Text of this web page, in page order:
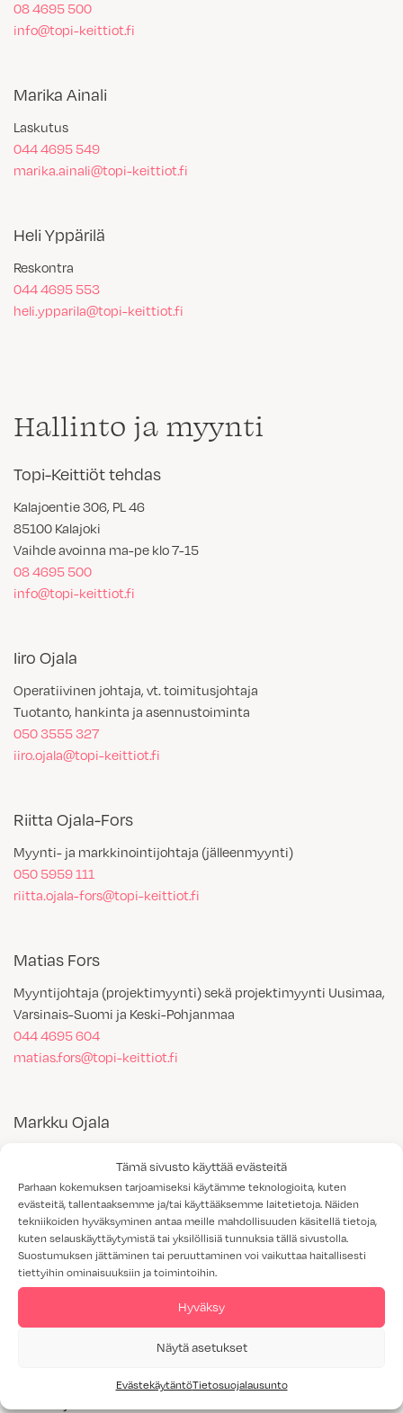
Tämä sivusto käyttää evästeitä
Parhaan kokemuksen tarjoamiseksi käytämme teknologioita, kuten
evästeitä, tallentaaksemme ja/tai käyttääksemme laitetietoja. Näiden
tekniikoiden hyväksyminen antaa meille mahdollisuuden käsitellä tietoja,
kuten selauskäyttäytymistä tai yksilöllisiä tunnuksia tällä sivustolla.
Suostumuksen jättäminen tai peruuttaminen voi vaikuttaa haitallisesti
tiettyihin ominaisuuksiin ja toimintoihin.
Hyväksy
Näytä asetukset
EvästekäytäntöTietosuojalausunto
08 4695 500
info@topi-keittiot.fi
Marika Ainali
Laskutus
044 4695 549
marika.ainali@topi-keittiot.fi
Heli Yppärilä
Reskontra
044 4695 553
heli.ypparila@topi-keittiot.fi
Hallinto ja myynti
Topi-Keittiöt tehdas
Kalajoentie 306, PL 46
85100 Kalajoki
Vaihde avoinna ma-pe klo 7-15
08 4695 500
info@topi-keittiot.fi
Iiro Ojala
Operatiivinen johtaja, vt. toimitusjohtaja
Tuotanto, hankinta ja asennustoiminta
050 3555 327
iiro.ojala@topi-keittiot.fi
Riitta Ojala-Fors
Myynti- ja markkinointijohtaja (jälleenmyynti)
050 5959 111
riitta.ojala-fors@topi-keittiot.fi
Matias Fors
Myyntijohtaja (projektimyynti) sekä projektimyynti Uusimaa,
Varsinais-Suomi ja Keski-Pohjanmaa
044 4695 604
matias.fors@topi-keittiot.fi
Markku Ojala
markku.ojala@topi-keittiot.fi
Niko Anttiroiko
Talouspäällikkö